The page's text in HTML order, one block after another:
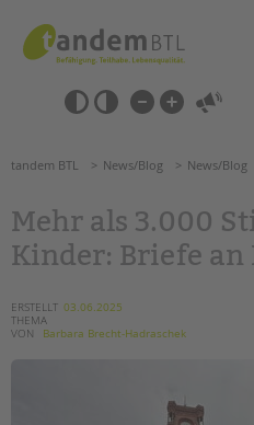
springen
Barrierefrei-
Einstellungen
überspringen
überspringen
SCHULE & GANZTAG
Oberschulen
Förderzentren
Schulbezogene Sozialarbeit
tandem BTL News/Blog News/Blog
Mehr als 3.000
Kinder: Briefe an
ERSTELLT 03.06.2025
THEMA
VON
Barbara Brecht-Hadraschek